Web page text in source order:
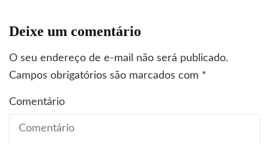
Deixe um comentário
O seu endereço de e-mail não será publicado.
Campos obrigatórios são marcados com *
Comentário